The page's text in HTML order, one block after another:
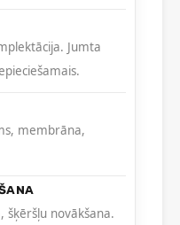
Jumta
membrāna,
šķēršļu novākšana.